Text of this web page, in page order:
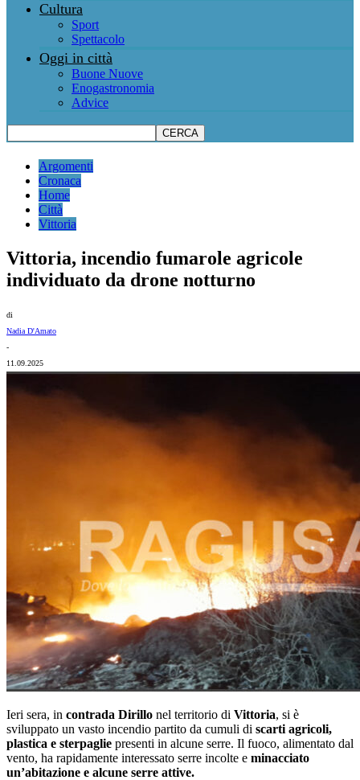
Cultura
Sport
Spettacolo
Oggi in città
Buone Nuove
Enogastronomia
Advice
Argomenti
Cronaca
Home
Città
Vittoria
Vittoria, incendio fumarole agricole
individuato da drone notturno
di
Nadia D'Amato
-
11.09.2025
Ieri sera, in contrada Dirillo nel territorio di Vittoria, si è
sviluppato un vasto incendio partito da cumuli di scarti agricoli,
plastica e sterpaglie presenti in alcune serre. Il fuoco, alimentato dal
vento, ha rapidamente interessato serre incolte e minacciato
un’abitazione e alcune serre attive.